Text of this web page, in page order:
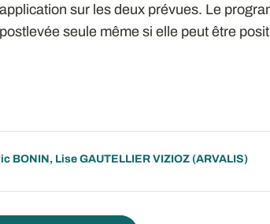
application sur les deux prévues. Le
postlevée seule même si elle peut être
BONIN, Lise GAUTELLIER VIZIOZ(ARVALIS)